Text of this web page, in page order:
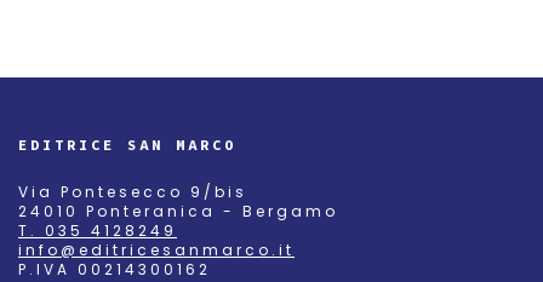
EDITRICE SAN MARCO
Via Pontesecco 9/bis
24010 Ponteranica - Bergamo
T. 035 4128249
info@editricesanmarco.it
P.IVA 00214300162